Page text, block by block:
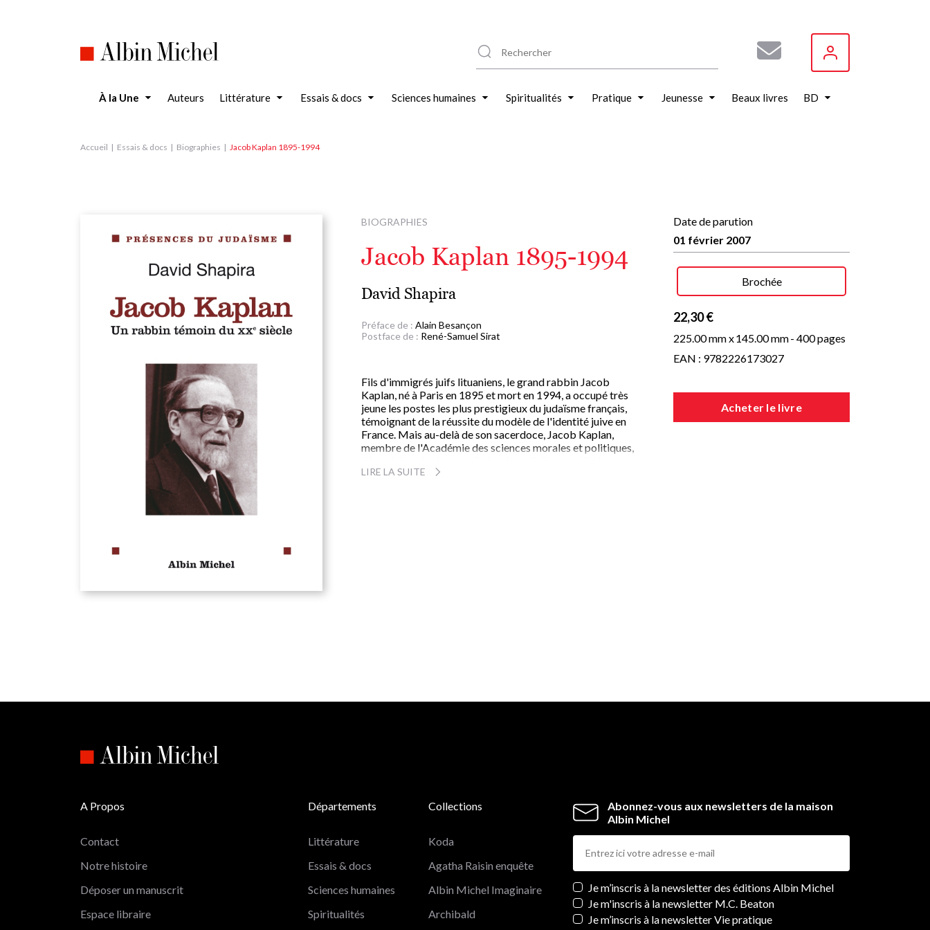
À la Une Auteurs Littérature Essais & docs Sciences humaines Spiritualités Pratique Jeunesse Beaux livres BD
Accueil Essais & docs Biographies Jacob Kaplan 1895-1994
BIOGRAPHIES
Jacob Kaplan 1895-1994
David Shapira
Préface de : Alain Besançon
Postface de : René-Samuel Sirat
Fils d'immigrés juifs lituaniens, le grand rabbin Jacob
Kaplan, né à Paris en 1895 et mort en 1994, a occupé très
jeune les postes les plus prestigieux du judaïsme français,
témoignant de la réussite du modèle de l'identité juive en
France. Mais au-delà de son sacerdoce, Jacob Kaplan,
membre de l'Académie des sciences morales et politiques,
demeure un exemple et une figure humaine unique par son
LIRE LA SUITE
Date de parution
01 février 2007
Brochée
22,30 €
225.00 mm x145.00 mm- 400 pages
EAN : 9782226173027
Acheter le livre
Abonnez-vous aux newsletters de la maison
Albin Michel
Newsletters
Je m’inscris à la newsletter des éditions Albin Michel
Je m'inscris à la newsletter M.C. Beaton
Je m’inscris à la newsletter Vie pratique
A Propos
Contact
Notre histoire
Déposer un manuscrit
Espace libraire
Départements
Littérature
Essais & docs
Sciences humaines
Spiritualités
Collections
Koda
Agatha Raisin enquête
Albin Michel Imaginaire
Archibald